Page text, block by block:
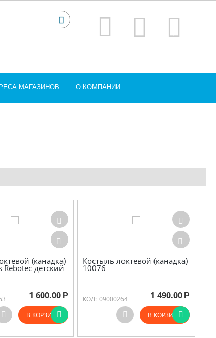
МАГАЗИНОВ О КОМПАНИИ
(канадка)
Rebotec детский
1 600.00 Р
В КОРЗИНУ
Костыль локтевой (канадка)
10076
КОД: 09000264 1 490.00 Р
В КОРЗИНУ